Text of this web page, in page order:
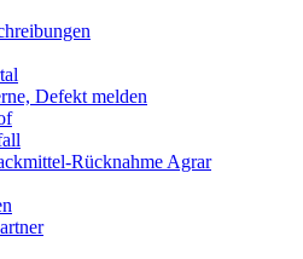
Defekt melden
Rücknahme Agrar